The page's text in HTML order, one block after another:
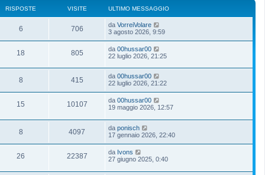
RISPOSTE VISITE ULTIMO MESSAGGIO
6 706 da VorreiVolare
3 agosto 2026, 9:59
18 805 da 00hussar00
22 luglio 2026, 21:25
8 415 da 00hussar00
22 luglio 2026, 21:22
15 10107 da 00hussar00
19 maggio 2026, 12:57
8 4097 da ponisch
17 gennaio 2026, 22:40
26 22387 da Ivons
27 giugno 2025, 0:40